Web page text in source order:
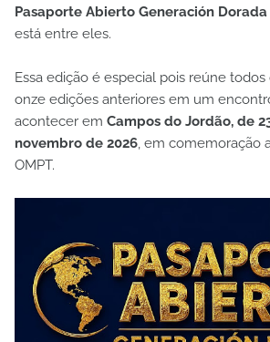
Pasaporte Abierto Generación Dorada
está entre eles.
Essa edição é especial pois reúne
onze edições anteriores em um
acontecer em Campos do Jordão, de
novembro de 2026, em comemoração
OMPT.